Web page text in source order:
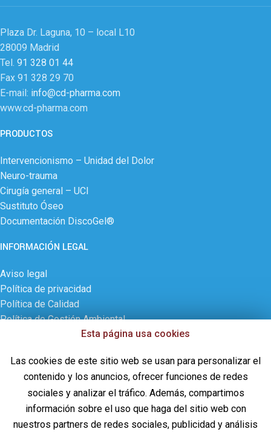
Plaza Dr. Laguna, 10 – local L10
28009 Madrid
Tel. 91 328 01 44
Fax 91 328 29 70
E-mail: info@cd-pharma.com
www.cd-pharma.com
PRODUCTOS
Intervencionismo – Unidad del Dolor
Neuro-trauma
Cirugía general – UCI
Sustituto Óseo
Documentación DiscoGel®
INFORMACIÓN LEGAL
Aviso legal
Política de privacidad
Política de Calidad
Política de Gestión Ambiental
ÚLTIMAS NOVEDADES
¡CD PHARMA, S.A. celebra 30 años de historia!
28 de septiembre de 2024 Sin comentarios
Esta página usa cookies
Las cookies de este sitio web se usan para personalizar el
contenido y los anuncios, ofrecer funciones de redes
sociales y analizar el tráfico. Además, compartimos
información sobre el uso que haga del sitio web con
nuestros partners de redes sociales, publicidad y análisis